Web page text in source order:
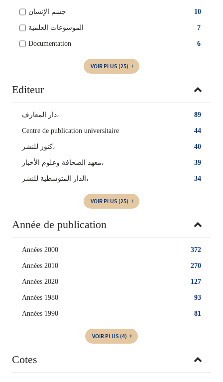
10 جسم الإنسان
7 الموسوعات العلمية
6
Documentation
VOIR PLUS (25)
Editeur
89 دار المعارف،
44
Centre de publication universitaire
40 كنوز للنشر،
39 معهد الصحافة وعلوم الأخبار،
34 الدار المتوسطية للنشر،
VOIR PLUS (25)
Année de publication
372
Années 2000
270
Années 2010
127
Années 2020
93
Années 1980
81
Années 1990
VOIR PLUS (4)
Cotes